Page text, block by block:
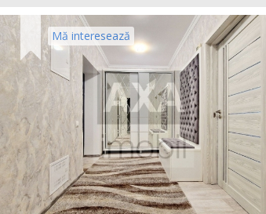
Mă interesează